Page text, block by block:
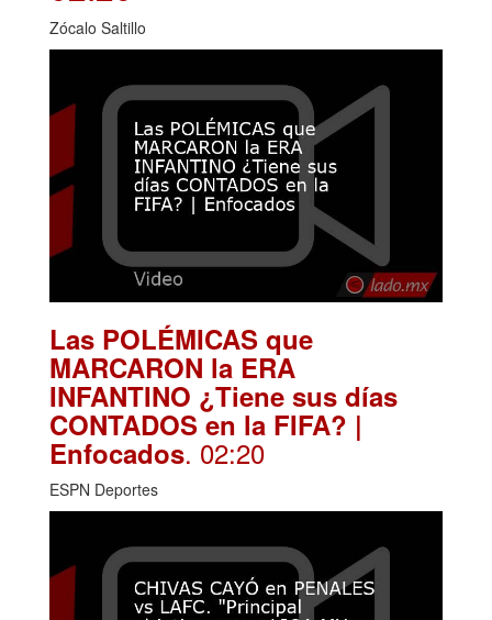
Zócalo Saltillo
Las POLÉMICAS que
MARCARON la ERA
INFANTINO ¿Tiene sus días
CONTADOS en la FIFA? |
Enfocados. 02:20
ESPN Deportes